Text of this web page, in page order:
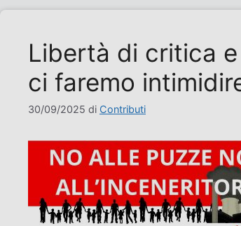
Libertà di critica
ci faremo
30/09/2025 di Contributi